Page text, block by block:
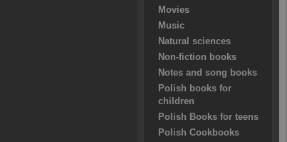
Movies
Music
Natural sciences
Non-fiction books
Notes and song books
Polish books for
children
Polish Books for teens
Polish Cookbooks